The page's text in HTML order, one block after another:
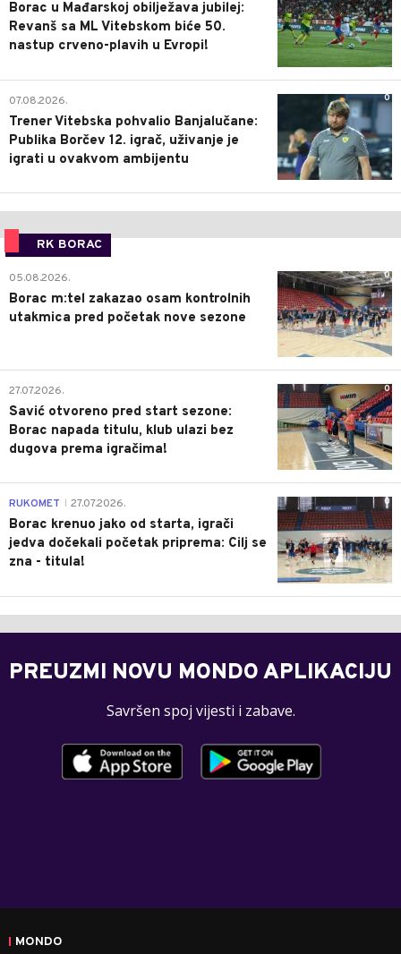
Borac u Mađarskoj obilježava jubilej:
Revanš sa ML Vitebskom biće 50.
nastup crveno-plavih u Evropi!
0
07.08.2026.
Trener Vitebska pohvalio Banjalučane:
Publika Borčev 12. igrač, uživanje je
igrati u ovakvom ambijentu
RK BORAC
0
05.08.2026.
Borac m:tel zakazao osam kontrolnih
utakmica pred početak nove sezone
0
27.07.2026.
Savić otvoreno pred start sezone:
Borac napada titulu, klub ulazi bez
dugova prema igračima!
0
RUKOMET 27.07.2026.
Borac krenuo jako od starta, igrači
jedva dočekali početak priprema: Cilj se
zna - titula!
PREUZMI NOVU MONDO APLIKACIJU
Savršen spoj vijesti i zabave.
MONDO